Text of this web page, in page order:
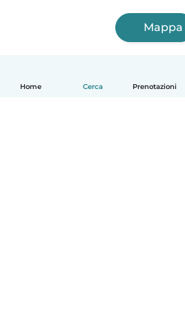
Home Cerca Prenotazioni
Mappa